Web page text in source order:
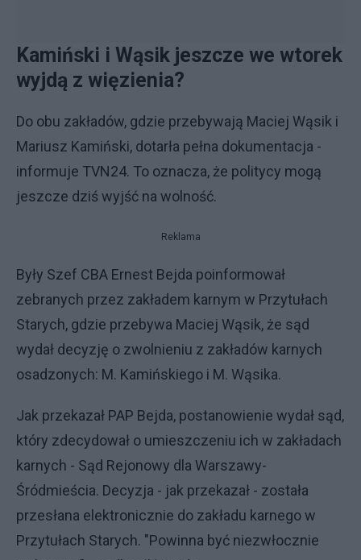
Kamiński i Wąsik jeszcze we wtorek
wyjdą z więzienia?
Do obu zakładów, gdzie przebywają Maciej Wąsik i
Mariusz Kamiński, dotarła pełna dokumentacja -
informuje TVN24. To oznacza, że politycy mogą
jeszcze dziś wyjść na wolność.
Reklama
Były Szef CBA Ernest Bejda poinformował
zebranych przez zakładem karnym w Przytułach
Starych, gdzie przebywa Maciej Wąsik, że sąd
wydał decyzję o zwolnieniu z zakładów karnych
osadzonych: M. Kamińskiego i M. Wąsika.
Jak przekazał PAP Bejda, postanowienie wydał sąd,
który zdecydował o umieszczeniu ich w zakładach
karnych - Sąd Rejonowy dla Warszawy-
Śródmieścia. Decyzja - jak przekazał - została
przesłana elektronicznie do zakładu karnego w
Przytułach Starych. "Powinna być niezwłocznie